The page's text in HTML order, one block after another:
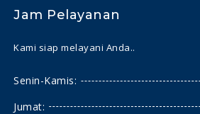
Jam Pelayanan
Kami siap melayani Anda..
Senin-Kamis:
Jumat: